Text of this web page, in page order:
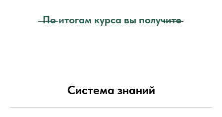
По итогам курса вы получите
Система знаний